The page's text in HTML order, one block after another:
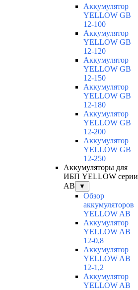
Аккумулятор
YELLOW GB
12-100
Аккумулятор
YELLOW GB
12-120
Аккумулятор
YELLOW GB
12-150
Аккумулятор
YELLOW GB
12-180
Аккумулятор
YELLOW GB
12-200
Аккумулятор
YELLOW GB
12-250
Аккумуляторы для
ИБП YELLOW серии
AB
▼
Обзор
аккумуляторов
YELLOW AB
Аккумулятор
YELLOW AB
12-0,8
Аккумулятор
YELLOW AB
12-1,2
Аккумулятор
YELLOW AB